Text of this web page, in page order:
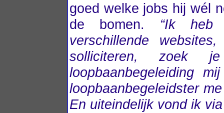
goed welke jobs hij wél
de bomen. “Ik heb
verschillende
solliciteren, zoek
loopbaanbegeleiding
loopbaanbegeleidster
En uiteindelijk vond ik